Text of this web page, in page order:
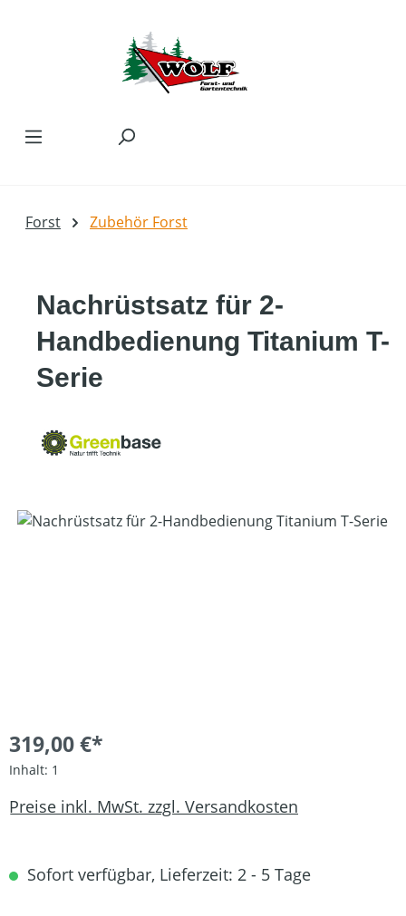
Forst Zubehör Forst
Nachrüstsatz für 2-
Handbedienung Titanium T-
Serie
Bildergalerie überspringen
319,00 €*
Inhalt: 1
Preise inkl. MwSt. zzgl. Versandkosten
Sofort verfügbar, Lieferzeit: 2 - 5 Tage